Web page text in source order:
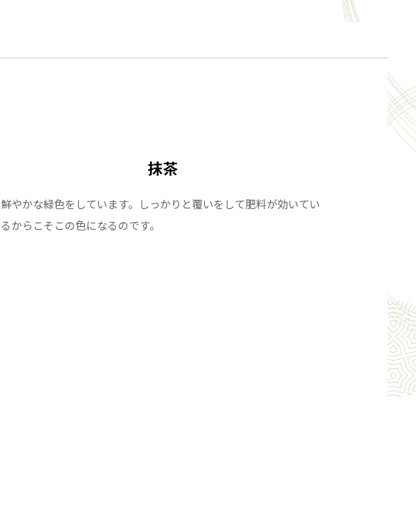
抹茶
鮮やかな緑色をしています。しっかりと覆いをして肥料が効いてい
るからこそこの色になるのです。